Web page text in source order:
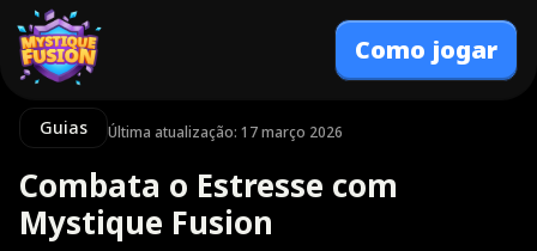
Como jogar
Guias Última atualização: 17 março 2026
Combata o Estresse com
Mystique Fusion